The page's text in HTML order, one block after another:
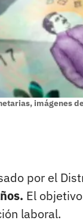
imágenes
por el
El
laboral.